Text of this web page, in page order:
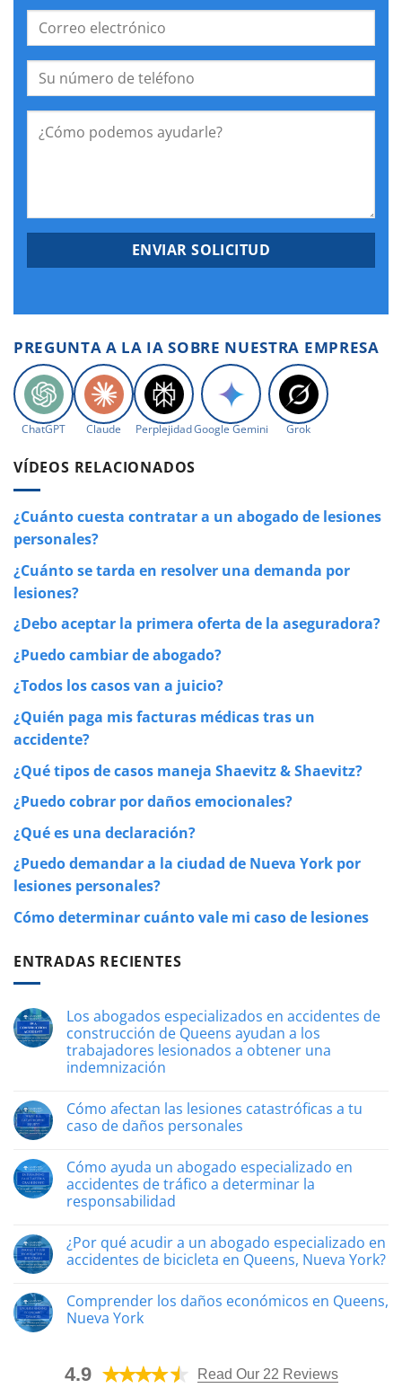
PREGUNTA A LA IA SOBRE NUESTRA EMPRESA
ChatGPT Claude PerplejidadGoogle Gemini Grok
VÍDEOS RELACIONADOS
¿Cuánto cuesta contratar a un abogado de lesiones
personales?
¿Cuánto se tarda en resolver una demanda por
lesiones?
¿Debo aceptar la primera oferta de la aseguradora?
¿Puedo cambiar de abogado?
¿Todos los casos van a juicio?
¿Quién paga mis facturas médicas tras un
accidente?
¿Qué tipos de casos maneja Shaevitz & Shaevitz?
¿Puedo cobrar por daños emocionales?
¿Qué es una declaración?
¿Puedo demandar a la ciudad de Nueva York por
lesiones personales?
Cómo determinar cuánto vale mi caso de lesiones
ENTRADAS RECIENTES
Los abogados especializados en accidentes de
construcción de Queens ayudan a los
trabajadores lesionados a obtener una
indemnización
Los
abogados
especializados
de
construcción
de
Queens
ayudan
los
trabajadores
lesionados
una
indemnización
Cómo afectan las lesiones catastróficas a tu
caso de daños personales
Cómo
afectan
las
lesiones
catastróficas
tu
caso
de
Cómo ayuda un abogado especializado en
accidentes de tráfico a determinar la
responsabilidad
«Cómo
ayuda
un
en
accidentes
de
la
responsabilidad»
¿Por qué acudir a un abogado especializado en
accidentes de bicicleta en Queens, Nueva York?
¿Por
qué
acudir
especializado
en
Comprender los daños económicos en Queens,
Nueva York
la
comprensión
4.9 Read Our 22 Reviews